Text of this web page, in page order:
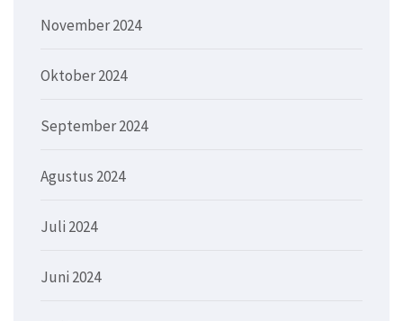
November 2024
Oktober 2024
September 2024
Agustus 2024
Juli 2024
Juni 2024